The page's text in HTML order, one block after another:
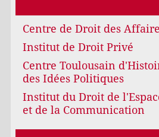
Centre de Droit des
Institut de Droit Privé
Centre Toulousain
des Idées Politiques
Institut du Droit de
et de la Communication